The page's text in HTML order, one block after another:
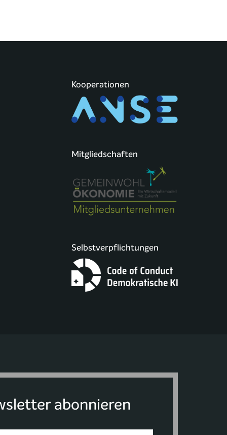
Kooperationen
Mitgliedschaften
Selbstverpflichtungen
abonnieren